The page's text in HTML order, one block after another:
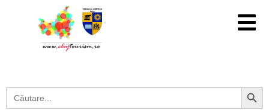
Search
for:
Search Button